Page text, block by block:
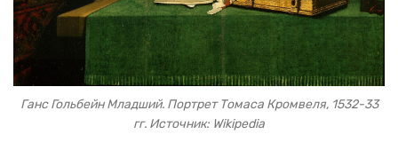
Ганс Гольбейн Младший. Портрет Томаса Кромвеля, 1532-33
гг. Источник: Wikipedia